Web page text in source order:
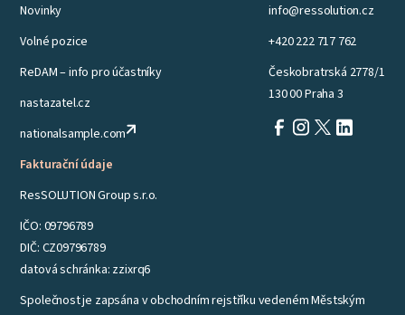
Novinky
Volné pozice
ReDAM – info pro účastníky
nastazatel.cz
nationalsample.com
info@ressolution.cz
+420 222 717 762
Českobratrská 2778/1
130 00 Praha 3
Fakturační údaje
ResSOLUTION Group s.r.o.
IČO: 09796789
DIČ: CZ09796789
datová schránka: zzixrq6
Společnost je zapsána v obchodním rejstříku vedeném Městským